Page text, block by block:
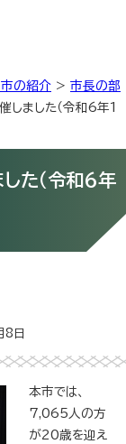
の紹介 > 市長の部
しました（令和6年1
た（令和6年
8日
本市では、
7,065人の方
が20歳を迎え